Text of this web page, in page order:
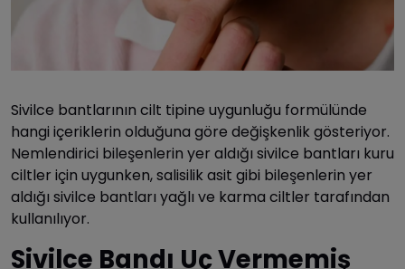
Sivilce bantlarının cilt tipine uygunluğu formülünde
hangi içeriklerin olduğuna göre değişkenlik gösteriyor.
Nemlendirici bileşenlerin yer aldığı sivilce bantları kuru
ciltler için uygunken, salisilik asit gibi bileşenlerin yer
aldığı sivilce bantları yağlı ve karma ciltler tarafından
kullanılıyor.
Sivilce Bandı Uç Vermemiş